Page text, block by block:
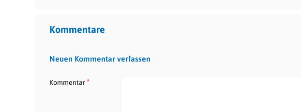
Kommentare
Neuen Kommentar verfassen
Kommentar*